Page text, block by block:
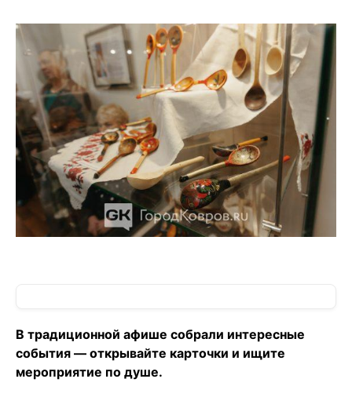
В традиционной афише собрали интересные
события — открывайте карточки и ищите
мероприятие по душе.